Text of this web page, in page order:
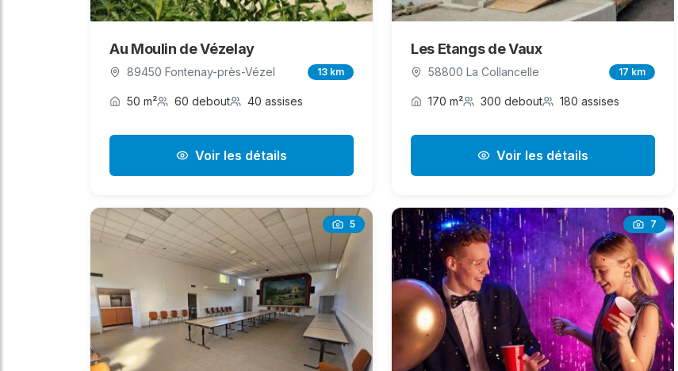
Au Moulin de Vézelay
89450 Fontenay-près-Vézel 13 km
50 m² 60 debout 40 assises
Voir les détails
Les Etangs de Vaux
58800 La Collancelle 17 km
170 m² 300 debout 180 assises
Voir les détails
5 7